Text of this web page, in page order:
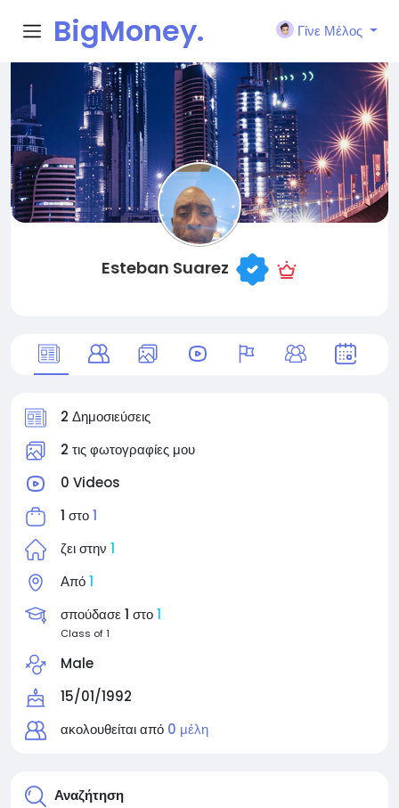
BigMoney.
VIP
Γίνε Μέλος
Esteban Suarez
2 Δημοσιεύσεις
2 τις φωτογραφίες μου
0 Videos
1 στο1
ζει στην 1
Από1
σπούδασε 1 στο1
Class of 1
Male
15/01/1992
ακολουθείται από 0 μέλη
Αναζήτηση